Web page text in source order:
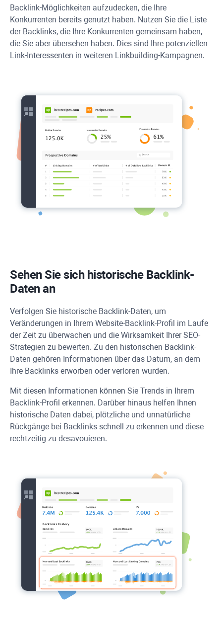
Backlink-Möglichkeiten aufzudecken, die Ihre
Konkurrenten bereits genutzt haben. Nutzen Sie die Liste
der Backlinks, die Ihre Konkurrenten gemeinsam haben,
die Sie aber übersehen haben. Dies sind Ihre potenziellen
Link-Interessenten in weiteren Linkbuilding-Kampagnen.
Sehen Sie sich historische Backlink-
Daten an
Verfolgen Sie historische Backlink-Daten, um
Veränderungen in Ihrem Website-Backlink-Profil im Laufe
der Zeit zu überwachen und die Wirksamkeit Ihrer SEO-
Strategien zu bewerten. Zu den historischen Backlink-
Daten gehören Informationen über das Datum, an dem
Ihre Backlinks erworben oder verloren wurden.
Mit diesen Informationen können Sie Trends in Ihrem
Backlink-Profil erkennen. Darüber hinaus helfen Ihnen
historische Daten dabei, plötzliche und unnatürliche
Rückgänge bei Backlinks schnell zu erkennen und diese
rechtzeitig zu desavouieren.